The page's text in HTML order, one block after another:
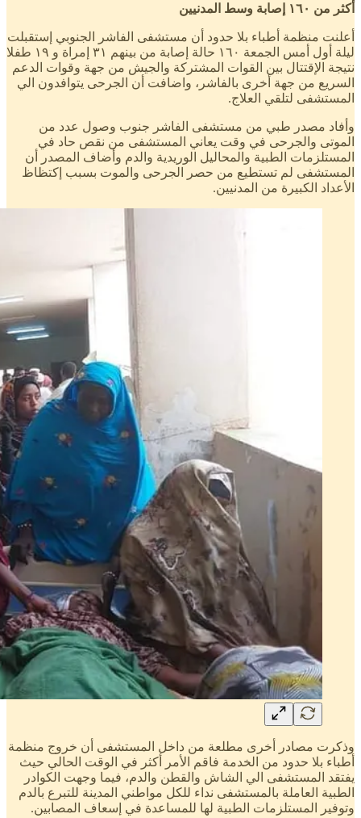
أكثر من ١٦٠ إصابة وسط المدنيين
أعلنت منظمة أطباء بلا حدود أن مستشفى الفاشر الجنوبي إستقبلت
ليلة أول أمس الجمعة ١٦٠ حالة إصابة من بينهم ٣١ إمراة و ١٩ طفلا
نتيجة الإقتتال بين القوات المشتركة والجيش من جهة وقوات الدعم
السريع من جهة أخرى بالفاشر، واضافت أن الجرحى يتوافدون الي
المستشفى لتلقي العلاج.
وأفاد مصدر طبي من مستشفى الفاشر جنوب وصول عدد من
الموتى والجرحى في وقت يعاني المستشفى من نقص حاد في
المستلزمات الطبية والمحاليل الوريدية والدم وأضاف المصدر أن
المستشفى لم تستطيع من حصر الجرحى والموت بسبب إكتظاظ
الأعداد الكبيرة من المدنيين.
وذكرت مصادر أخرى مطلعة من داخل المستشفى أن خروج منظمة
أطباء بلا حدود من الخدمة فاقم الأمر أكثر في الوقت الحالي حيث
يفتقد المستشفى الي الشاش والقطن والدم، فيما وجهت الكوادر
الطبية العاملة بالمستشفى نداء للكل مواطني المدينة للتبرع بالدم
وتوفير المستلزمات الطبية لها للمساعدة في إسعاف المصابين.